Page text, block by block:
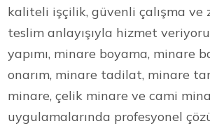
kaliteli işçilik, güvenli çalışma ve
teslim anlayışıyla hizmet
yapımı, minare boyama, minare
onarım, minare tadilat, minare
minare, çelik minare ve cami
uygulamalarında profesyonel